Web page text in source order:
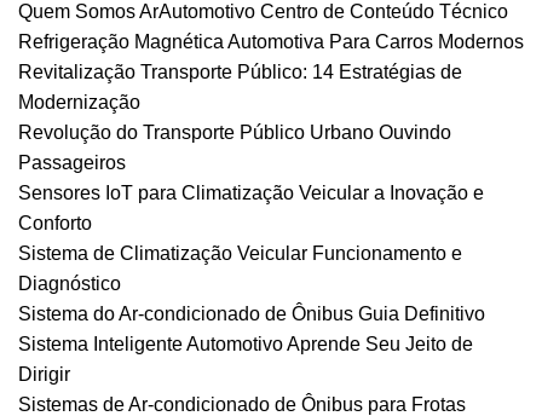
Quem Somos ArAutomotivo Centro de Conteúdo Técnico
Refrigeração Magnética Automotiva Para Carros Modernos
Revitalização Transporte Público: 14 Estratégias de
Modernização
Revolução do Transporte Público Urbano Ouvindo
Passageiros
Sensores IoT para Climatização Veicular a Inovação e
Conforto
Sistema de Climatização Veicular Funcionamento e
Diagnóstico
Sistema do Ar-condicionado de Ônibus Guia Definitivo
Sistema Inteligente Automotivo Aprende Seu Jeito de
Dirigir
Sistemas de Ar-condicionado de Ônibus para Frotas